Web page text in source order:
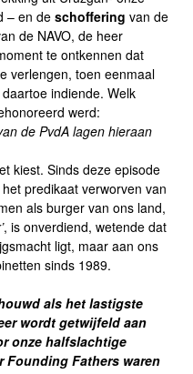
– en de schoffering van de
de NAVO, de heer
te ontkennen dat
verlengen, toen eenmaal
indiende. Welk
werd:
de PvdA lagen hieraan
kiest. Sinds deze episode
predikaat verworven van
als burger van ons land,
, is onverdiend, wetende dat
ligt, maar aan ons
sinds 1989.
als het lastigste
wordt getwijfeld aan
onze halfslachtige
Fathers waren